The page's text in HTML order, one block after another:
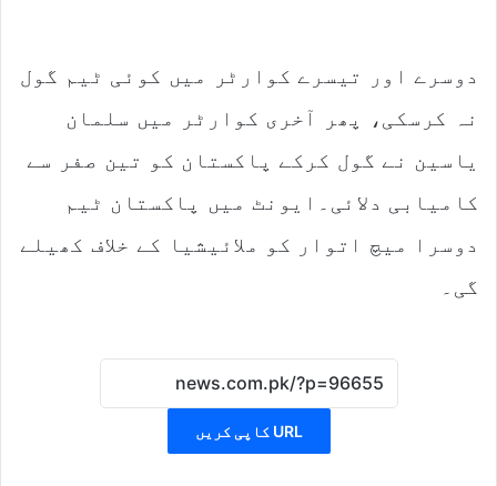
دوسرے اور تیسرے کوارٹر میں کوئی ٹیم گول
نہ کرسکی، پھر آخری کوارٹر میں سلمان
یاسین نے گول کرکے پاکستان کو تین صفر سے
کامیابی دلائی۔ایونٹ میں پاکستان ٹیم
دوسرا میچ اتوار کو ملائیشیا کے خلاف کھیلے
گی۔
URL کاپی کریں